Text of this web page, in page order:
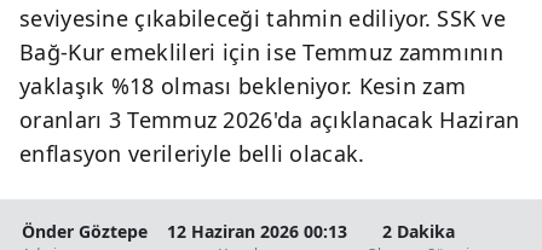
seviyesine çıkabileceği tahmin ediliyor. SSK ve
Bağ-Kur emeklileri için ise Temmuz zammının
yaklaşık %18 olması bekleniyor. Kesin zam
oranları 3 Temmuz 2026'da açıklanacak Haziran
enflasyon verileriyle belli olacak.
Önder Göztepe 12 Haziran 2026 00:13 2 Dakika